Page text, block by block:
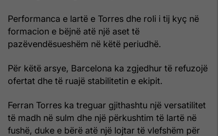
Performanca e lartë e Torres dhe roli i tij kyç në
formacion e bëjnë atë një aset të
pazëvendësueshëm në këtë periudhë.
Për këtë arsye, Barcelona ka zgjedhur të refuzojë
ofertat dhe të ruajë stabilitetin e ekipit.
Ferran Torres ka treguar gjithashtu një versatilitet
të madh në sulm dhe një përkushtim të lartë në
fushë, duke e bërë atë një lojtar të vlefshëm për